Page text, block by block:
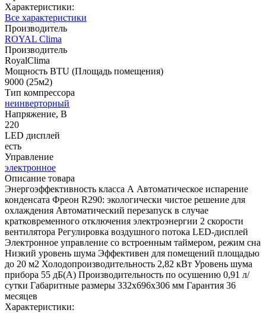
Характеристики:
Все характеристики
Производитель
ROYAL Clima
Производитель
RoyalClima
Мощность BTU (Площадь помещения)
9000 (25м2)
Тип компрессора
неинверторный
Напряжение, В
220
LED дисплей
есть
Управление
электронное
Описание товара
Энергоэффективность класса А Автоматическое испарение
конденсата Фреон R290: экологически чистое решение для
охлаждения Автоматический перезапуск в случае
кратковременного отключения электроэнергии 2 скорости
вентилятора Регулировка воздушного потока LED-дисплей
Электронное управление со встроенным таймером, режим сна
Низкий уровень шума Эффективен для помещений площадью
до 20 м2 Холодопроизводительность 2,82 кВт Уровень шума
прибора 55 дБ(А) Производительность по осушению 0,91 л/
сутки Габаритные размеры 332x696x306 мм Гарантия 36
месяцев
Характеристики: